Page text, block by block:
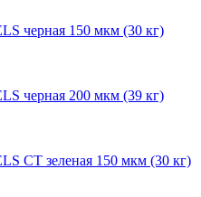
черная 150 мкм (30 кг)
черная 200 мкм (39 кг)
СТ зеленая 150 мкм (30 кг)